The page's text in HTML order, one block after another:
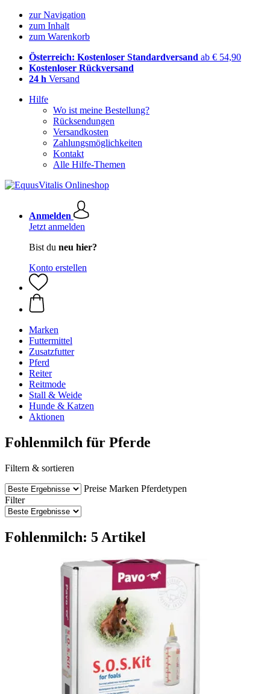
zur Navigation
zum Inhalt
zum Warenkorb
Österreich: Kostenloser Standardversand ab € 54,90
Kostenloser Rückversand
24 h Versand
Hilfe
Wo ist meine Bestellung?
Rücksendungen
Versandkosten
Zahlungsmöglichkeiten
Kontakt
Alle Hilfe-Themen
Anmelden
Jetzt anmelden
Bist du neu hier?
Konto erstellen
Marken
Futtermittel
Zusatzfutter
Pferd
Reiter
Reitmode
Stall & Weide
Hunde & Katzen
Aktionen
Fohlenmilch für Pferde
Filtern & sortieren
Preise Marken Pferdetypen
Filter
Fohlenmilch: 5 Artikel